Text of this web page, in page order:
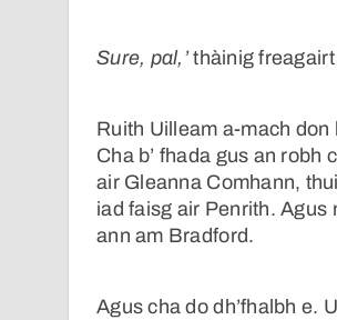
Sure, pal,’thàinig freagairt
Ruith Uilleam a-mach
Cha b’ fhada gus an robh
air Gleanna Comhann,
iad faisg air Penrith. Agus
ann am Bradford.
Agus cha do dh’fhalbh e.